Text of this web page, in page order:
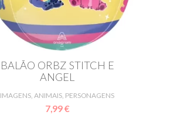
BALÃO ORBZ STITCH E
ANGEL
IMAGENS, ANIMAIS, PERSONAGENS
7,99 €